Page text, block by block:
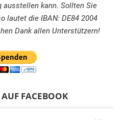
ausstellen kann. Sollten Sie
lautet die IBAN: DE84 2004
Dank allen Unterstützern!
FACEBOOK